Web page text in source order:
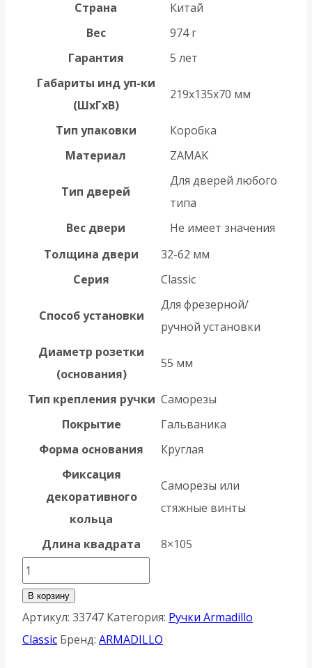
Страна
Китай
Вес
974 г
Гарантия
5 лет
Габариты инд уп-ки
(ШхГхВ)
219x135x70 мм
Тип упаковки
Коробка
Материал
ZAMAK
Тип дверей
Для дверей любого
типа
Вес двери
Не имеет значения
Толщина двери
32-62 мм
Серия
Classic
Способ установки
Для фрезерной/
ручной установки
Диаметр розетки
(основания)
55 мм
Тип крепления ручки Саморезы
Покрытие
Гальваника
Форма основания
Круглая
Фиксация
декоративного
кольца
Саморезы или
стяжные винты
Длина квадрата
8×105
Количество
товара
Ручка
Armadillo
В корзину
Артикул: 33747 Категория: Ручки Armadillo
Classic Бренд: ARMADILLO